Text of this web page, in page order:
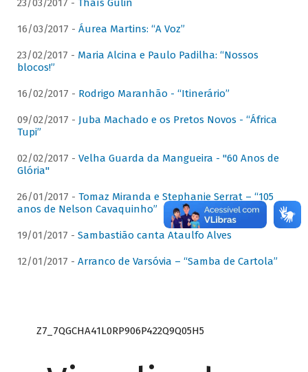
23/03/2017 - Thaís Gulin
16/03/2017 - Áurea Martins: “A Voz”
23/02/2017 - Maria Alcina e Paulo Padilha: “Nossos
blocos!”
16/02/2017 - Rodrigo Maranhão - “Itinerário”
09/02/2017 - Juba Machado e os Pretos Novos - “África
Tupi”
02/02/2017 - Velha Guarda da Mangueira - "60 Anos de
Glória"
26/01/2017 - Tomaz Miranda e Stephanie Serrat – “105
anos de Nelson Cavaquinho”
19/01/2017 - Sambastião canta Ataulfo Alves
12/01/2017 - Arranco de Varsóvia – “Samba de Cartola”
Z7_7QGCHA41L0RP906P422Q9Q05H5